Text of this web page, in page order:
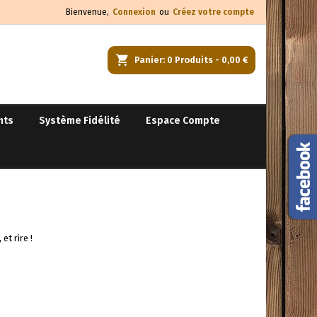
Bienvenue, Connexion ou Créez votre compte
Panier 0 Produits - 0,00 €
Système Fidélité Espace Compte
et rire !